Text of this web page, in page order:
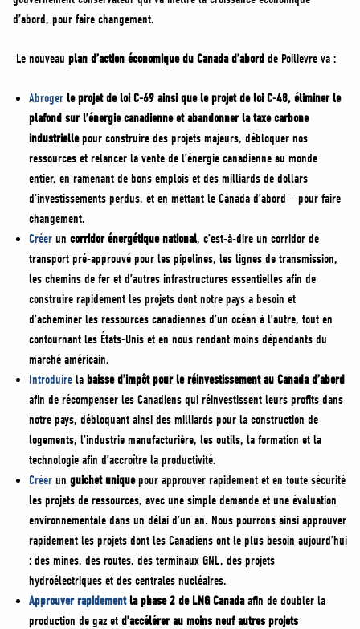
d’abord, pour faire changement.
Le nouveau plan d’action économique du Canada d’abord de Poilievre va :
Abroger le projet de loi C-69 ainsi que le projet de loi C-48, éliminer le
plafond sur l’énergie canadienne et abandonner la taxe carbone
industriellepour construire des projets majeurs, débloquer nos
ressources et relancer la vente de l’énergie canadienne au monde
entier, en ramenant de bons emplois et des milliards de dollars
d’investissements perdus, et en mettant le Canada d’abord – pour faire
changement.
Créer un corridor énergétique national, c’est-à-dire un corridor de
transport pré-approuvé pour les pipelines, les lignes de transmission,
les chemins de fer et d’autres infrastructures essentielles afin de
construire rapidement les projets dont notre pays a besoin et
d’acheminer les ressources canadiennes d’un océan à l’autre, tout en
contournant les États-Unis et en nous rendant moins dépendants du
marché américain.
Introduire la baisse d’impôt pour le réinvestissement au Canada d’abord
afin de récompenser les Canadiens qui réinvestissent leurs profits dans
notre pays, débloquant ainsi des milliards pour la construction de
logements, l’industrie manufacturière, les outils, la formation et la
technologie afin d’accroître la productivité.
Créer un guichet uniquepour approuver rapidement et en toute sécurité
les projets de ressources, avec une simple demande et une évaluation
environnementale dans un délai d’un an. Nous pourrons ainsi approuver
rapidement les projets dont les Canadiens ont le plus besoin aujourd’hui
: des mines, des routes, des terminaux GNL, des projets
hydroélectriques et des centrales nucléaires.
Approuver rapidementla phase 2 de LNG Canadaafin de doubler la
production de gaz et d’accélérer au moins neuf autres projets